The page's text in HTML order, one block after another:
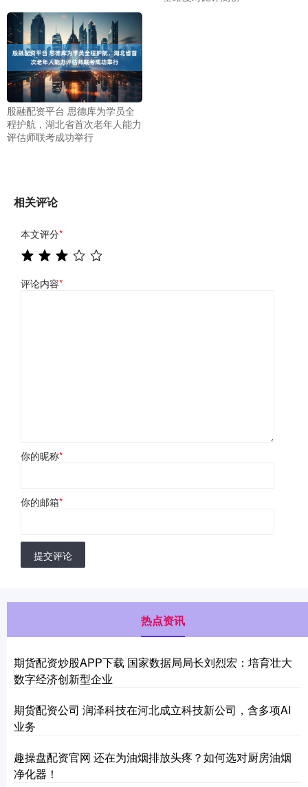
股融配资平台 思德库为学员全
程护航，湖北省首次老年人能力
评估师联考成功举行
相关评论
本文评分*
评论内容*
你的昵称*
你的邮箱*
提交评论
热点资讯
期货配资炒股APP下载 国家数据局局长刘烈宏：培育壮大
数字经济创新型企业
期货配资公司 润泽科技在河北成立科技新公司，含多项AI
业务
趣操盘配资官网 还在为油烟排放头疼？如何选对厨房油烟
净化器！